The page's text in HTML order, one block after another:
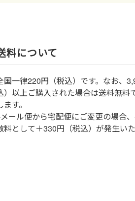
料について
国一律220円（税込）です。なお、
）以上ご購入された場合は送料無料
ます。
ール便から宅配便にご変更の場合
料として＋330円（税込）が発生いた